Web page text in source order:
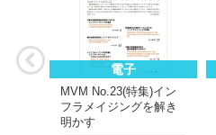
電子
MVM No.23(特集)イン
フラメイジングを解き
明かす